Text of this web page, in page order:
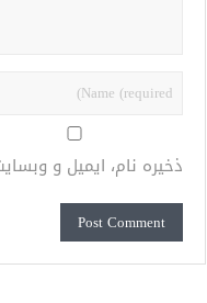
ذخیره نام، ایمیل و